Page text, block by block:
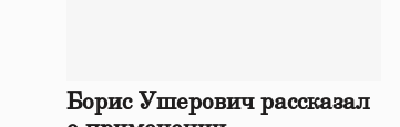
Борис Ушерович рассказал